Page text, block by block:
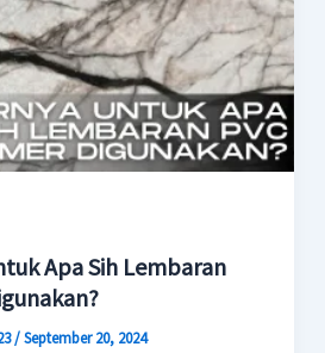
Apa Sih Lembaran
/September 20, 2024